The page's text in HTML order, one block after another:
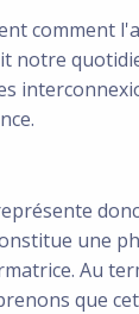
comment
notre
une
Au
que